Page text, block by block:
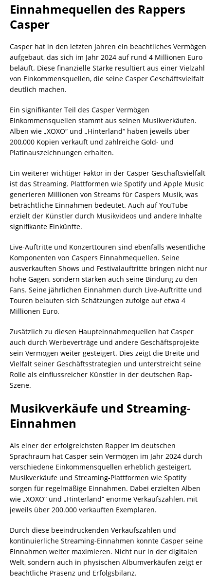
Einnahmequellen des Rappers
Casper
Casper hat in den letzten Jahren ein beachtliches Vermögen
aufgebaut, das sich im Jahr 2024 auf rund 4 Millionen Euro
beläuft. Diese finanzielle Stärke resultiert aus einer Vielzahl
von Einkommensquellen, die seine Casper Geschäftsvielfalt
deutlich machen.
Ein signifikanter Teil des Casper Vermögen
Einkommensquellen stammt aus seinen Musikverkäufen.
Alben wie „XOXO“ und „Hinterland“ haben jeweils über
200,000 Kopien verkauft und zahlreiche Gold- und
Platinauszeichnungen erhalten.
Ein weiterer wichtiger Faktor in der Casper Geschäftsvielfalt
ist das Streaming. Plattformen wie Spotify und Apple Music
generieren Millionen von Streams für Caspers Musik, was
beträchtliche Einnahmen bedeutet. Auch auf YouTube
erzielt der Künstler durch Musikvideos und andere Inhalte
signifikante Einkünfte.
Live-Auftritte und Konzerttouren sind ebenfalls wesentliche
Komponenten von Caspers Einnahmequellen. Seine
ausverkauften Shows und Festivalauftritte bringen nicht nur
hohe Gagen, sondern stärken auch seine Bindung zu den
Fans. Seine jährlichen Einnahmen durch Live-Auftritte und
Touren belaufen sich Schätzungen zufolge auf etwa 4
Millionen Euro.
Zusätzlich zu diesen Haupteinnahmequellen hat Casper
auch durch Werbeverträge und andere Geschäftsprojekte
sein Vermögen weiter gesteigert. Dies zeigt die Breite und
Vielfalt seiner Geschäftsstrategien und unterstreicht seine
Rolle als einflussreicher Künstler in der deutschen Rap-
Szene.
Musikverkäufe und Streaming-
Einnahmen
Als einer der erfolgreichsten Rapper im deutschen
Sprachraum hat Casper sein Vermögen im Jahr 2024 durch
verschiedene Einkommensquellen erheblich gesteigert.
Musikverkäufe und Streaming-Plattformen wie Spotify
sorgen für regelmäßige Einnahmen. Dabei erzielten Alben
wie „XOXO“ und „Hinterland“ enorme Verkaufszahlen, mit
jeweils über 200.000 verkauften Exemplaren.
Durch diese beeindruckenden Verkaufszahlen und
kontinuierliche Streaming-Einnahmen konnte Casper seine
Einnahmen weiter maximieren. Nicht nur in der digitalen
Welt, sondern auch in physischen Albumverkäufen zeigt er
beachtliche Präsenz und Erfolgsbilanz.